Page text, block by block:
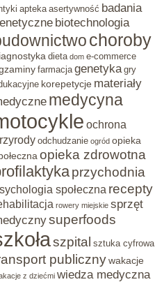
apteka asertywność badania
biotechnologia
choroby
dieta dom e-commerce
farmacja genetyka gry
korepetycje materiały
medycyna
ochrona
odchudzanie ogród opieka
opieka zdrowotna
przychodnia
społeczna recepty
rowery miejskie sprzęt
superfoods
szpital sztuka cyfrowa
publicznywakacje
z dziećmi wiedza medyczna